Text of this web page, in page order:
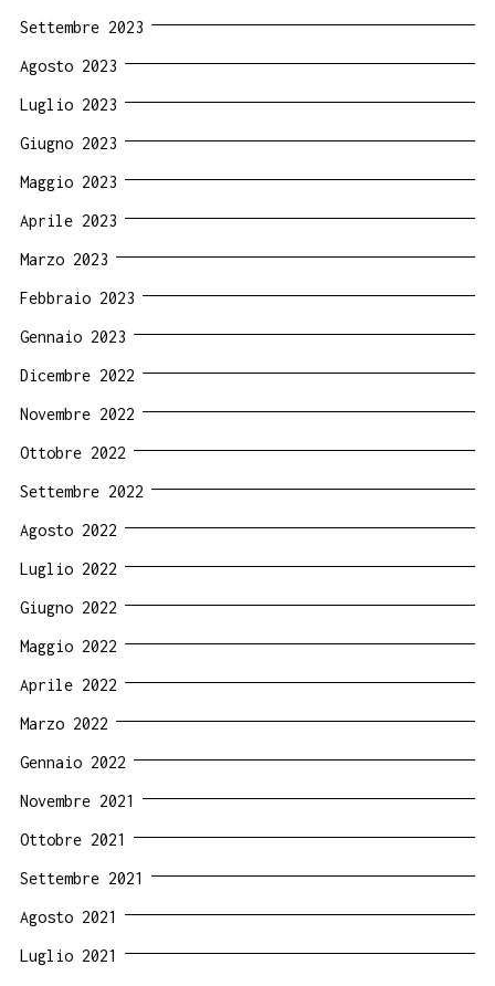
Settembre 2023
Agosto 2023
Luglio 2023
Giugno 2023
Maggio 2023
Aprile 2023
Marzo 2023
Febbraio 2023
Gennaio 2023
Dicembre 2022
Novembre 2022
Ottobre 2022
Settembre 2022
Agosto 2022
Luglio 2022
Giugno 2022
Maggio 2022
Aprile 2022
Marzo 2022
Gennaio 2022
Novembre 2021
Ottobre 2021
Settembre 2021
Agosto 2021
Luglio 2021